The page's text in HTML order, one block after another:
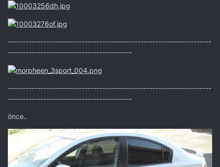
---------------------------------------------------------------------
------------------------------------------
---------------------------------------------------------------------
------------------------------------------
önce..